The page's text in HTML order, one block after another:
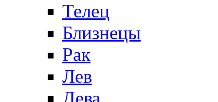
Телец
Близнецы
Рак
Лев